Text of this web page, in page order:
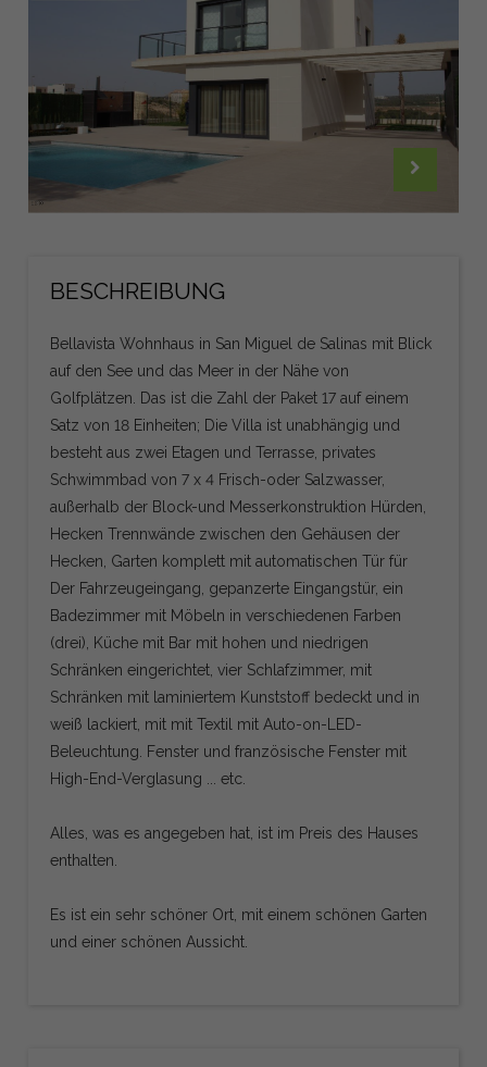
BESCHREIBUNG
Bellavista Wohnhaus in San Miguel de Salinas mit Blick
auf den See und das Meer in der Nähe von
Golfplätzen. Das ist die Zahl der Paket 17 auf einem
Satz von 18 Einheiten; Die Villa ist unabhängig und
besteht aus zwei Etagen und Terrasse, privates
Schwimmbad von 7 x 4 Frisch-oder Salzwasser,
außerhalb der Block-und Messerkonstruktion Hürden,
Hecken Trennwände zwischen den Gehäusen der
Hecken, Garten komplett mit automatischen Tür für
Der Fahrzeugeingang, gepanzerte Eingangstür, ein
Badezimmer mit Möbeln in verschiedenen Farben
(drei), Küche mit Bar mit hohen und niedrigen
Schränken eingerichtet, vier Schlafzimmer, mit
Schränken mit laminiertem Kunststoff bedeckt und in
weiß lackiert, mit mit Textil mit Auto-on-LED-
Beleuchtung. Fenster und französische Fenster mit
High-End-Verglasung ... etc.
Alles, was es angegeben hat, ist im Preis des Hauses
enthalten.
Es ist ein sehr schöner Ort, mit einem schönen Garten
und einer schönen Aussicht.